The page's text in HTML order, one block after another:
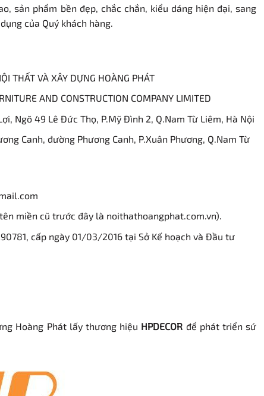
sản phẩm bền đẹp, chắc chắn, kiểu dáng hiện đại, sang
của Quý khách hàng.
THẤT VÀ XÂY DỰNG HOÀNG PHÁT
AND CONSTRUCTION COMPANY LIMITED
Ngõ 49 Lê Đức Thọ, P.Mỹ Đình 2, Q.Nam Từ Liêm, Hà Nội
Canh, đường Phương Canh, P.Xuân Phương, Q.Nam Từ
miền cũ trước đây là noithathoangphat.com.vn).
cấp ngày 01/03/2016 tại Sở Kế hoạch và Đầu tư
Hoàng Phát lấy thương hiệu HPDECOR để phát triển sứ